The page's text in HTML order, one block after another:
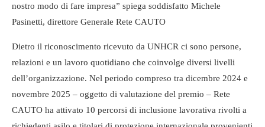
nostro modo di fare impresa” spiega soddisfatto Michele
Pasinetti, direttore Generale Rete CAUTO
Dietro il riconoscimento ricevuto da UNHCR ci sono persone,
relazioni e un lavoro quotidiano che coinvolge diversi livelli
dell’organizzazione. Nel periodo compreso tra dicembre 2024 e
novembre 2025 – oggetto di valutazione del premio – Rete
CAUTO ha attivato 10 percorsi di inclusione lavorativa rivolti a